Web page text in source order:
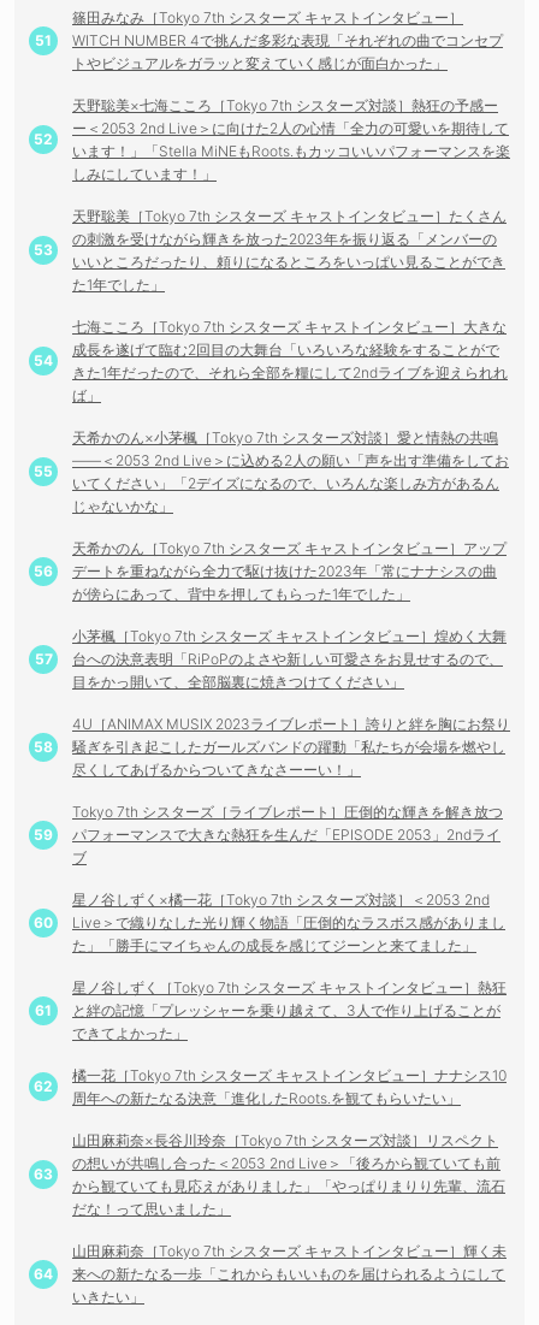
篠田みなみ［Tokyo 7th シスターズ キャストインタビュー］
WITCH NUMBER 4で挑んだ多彩な表現「それぞれの曲でコンセプ
トやビジュアルをガラッと変えていく感じが面白かった」
天野聡美×七海こころ［Tokyo 7th シスターズ対談］熱狂の予感ー
ー＜2053 2nd Live＞に向けた2人の心情「全力の可愛いを期待して
います！」「Stella MiNEもRoots.もカッコいいパフォーマンスを楽
しみにしています！」
天野聡美［Tokyo 7th シスターズ キャストインタビュー］たくさん
の刺激を受けながら輝きを放った2023年を振り返る「メンバーの
いいところだったり、頼りになるところをいっぱい見ることができ
た1年でした」
七海こころ［Tokyo 7th シスターズ キャストインタビュー］大きな
成長を遂げて臨む2回目の大舞台「いろいろな経験をすることがで
きた1年だったので、それら全部を糧にして2ndライブを迎えられれ
ば」
天希かのん×小茅楓［Tokyo 7th シスターズ対談］愛と情熱の共鳴
――＜2053 2nd Live＞に込める2人の願い「声を出す準備をしてお
いてください」「2デイズになるので、いろんな楽しみ方があるん
じゃないかな」
天希かのん［Tokyo 7th シスターズ キャストインタビュー］アップ
デートを重ねながら全力で駆け抜けた2023年「常にナナシスの曲
が傍らにあって、背中を押してもらった1年でした」
小茅楓［Tokyo 7th シスターズ キャストインタビュー］煌めく大舞
台への決意表明「RiPoPのよさや新しい可愛さをお見せするので、
目をかっ開いて、全部脳裏に焼きつけてください」
4U［ANIMAX MUSIX 2023ライブレポート］誇りと絆を胸にお祭り
騒ぎを引き起こしたガールズバンドの躍動「私たちが会場を燃やし
尽くしてあげるからついてきなさーーい！」
Tokyo 7th シスターズ［ライブレポート］圧倒的な輝きを解き放つ
パフォーマンスで大きな熱狂を生んだ「EPISODE 2053」2ndライ
ブ
星ノ谷しずく×橘一花［Tokyo 7th シスターズ対談］＜2053 2nd
Live＞で織りなした光り輝く物語「圧倒的なラスボス感がありまし
た」「勝手にマイちゃんの成長を感じてジーンと来てました」
星ノ谷しずく［Tokyo 7th シスターズ キャストインタビュー］熱狂
と絆の記憶「プレッシャーを乗り越えて、3人で作り上げることが
できてよかった」
橘一花［Tokyo 7th シスターズ キャストインタビュー］ナナシス10
周年への新たなる決意「進化したRoots.を観てもらいたい」
山田麻莉奈×長谷川玲奈［Tokyo 7th シスターズ対談］リスペクト
の想いが共鳴し合った＜2053 2nd Live＞「後ろから観ていても前
から観ていても見応えがありました」「やっぱりまりり先輩、流石
だな！って思いました」
山田麻莉奈［Tokyo 7th シスターズ キャストインタビュー］輝く未
来への新たなる一歩「これからもいいものを届けられるようにして
いきたい」